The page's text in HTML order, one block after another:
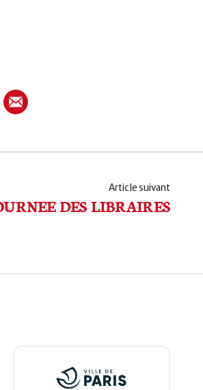
Article suivant
DES LIBRAIRES